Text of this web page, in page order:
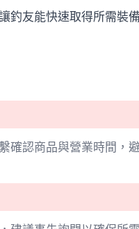
釣友能快速取得所需裝
確認商品與營業時間，